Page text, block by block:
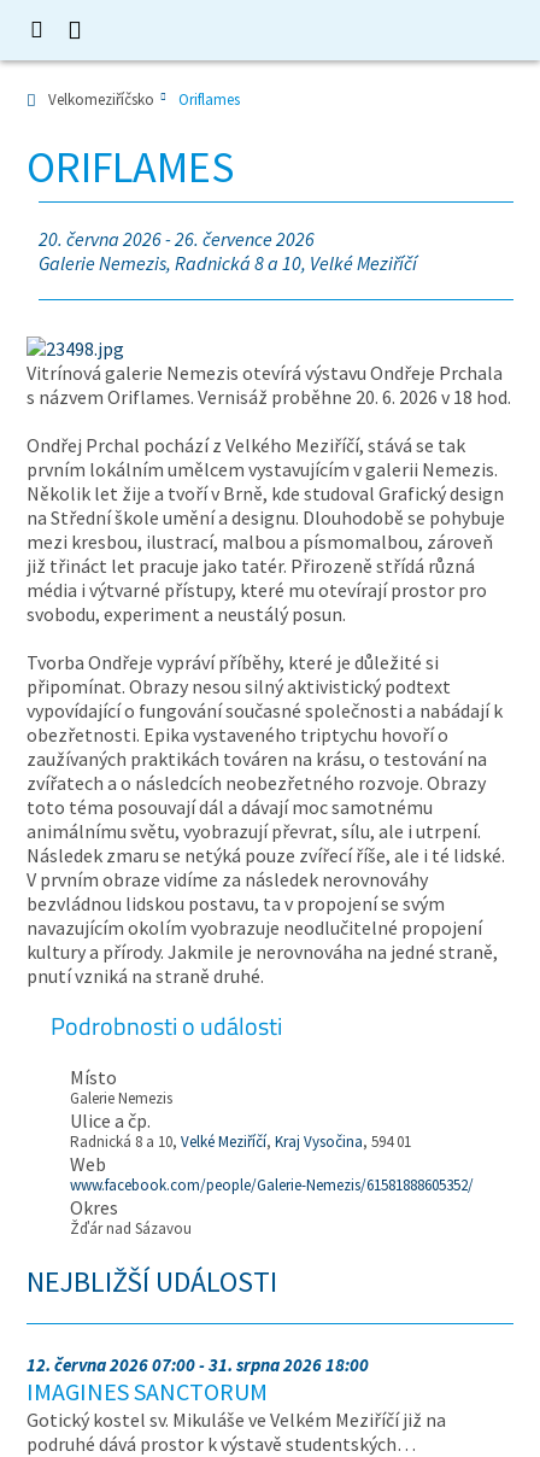
Velkomeziříčsko Oriflames
ORIFLAMES
20. června 2026 - 26. července 2026
Galerie Nemezis, Radnická 8 a 10, Velké Meziříčí
Vitrínová galerie Nemezis otevírá výstavu Ondřeje Prchala
s názvem Oriflames. Vernisáž proběhne 20. 6. 2026 v 18 hod.
Ondřej Prchal pochází z Velkého Meziříčí, stává se tak
prvním lokálním umělcem vystavujícím v galerii Nemezis.
Několik let žije a tvoří v Brně, kde studoval Grafický design
na Střední škole umění a designu. Dlouhodobě se pohybuje
mezi kresbou, ilustrací, malbou a písmomalbou, zároveň
již třináct let pracuje jako tatér. Přirozeně střídá různá
média i výtvarné přístupy, které mu otevírají prostor pro
svobodu, experiment a neustálý posun.
Tvorba Ondřeje vypráví příběhy, které je důležité si
připomínat. Obrazy nesou silný aktivistický podtext
vypovídající o fungování současné společnosti a nabádají k
obezřetnosti. Epika vystaveného triptychu hovoří o
zaužívaných praktikách továren na krásu, o testování na
zvířatech a o následcích neobezřetného rozvoje. Obrazy
toto téma posouvají dál a dávají moc samotnému
animálnímu světu, vyobrazují převrat, sílu, ale i utrpení.
Následek zmaru se netýká pouze zvířecí říše, ale i té lidské.
V prvním obraze vidíme za následek nerovnováhy
bezvládnou lidskou postavu, ta v propojení se svým
navazujícím okolím vyobrazuje neodlučitelné propojení
kultury a přírody. Jakmile je nerovnováha na jedné straně,
pnutí vzniká na straně druhé.
Podrobnosti o události
Místo
Galerie Nemezis
Ulice a čp.
Radnická 8 a 10,Velké Meziříčí,Kraj Vysočina, 594 01
Web
www.facebook.com/people/Galerie-Nemezis/61581888605352/
Okres
Žďár nad Sázavou
NEJBLIŽŠÍ UDÁLOSTI
12. června 2026 07:00 - 31. srpna 2026 18:00
IMAGINES SANCTORUM
Gotický kostel sv. Mikuláše ve Velkém Meziříčí již na
podruhé dává prostor k výstavě studentských…